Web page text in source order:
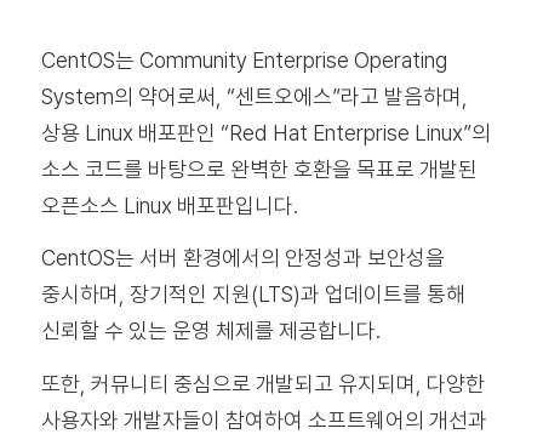
CentOS는 Community Enterprise Operating
System의 약어로써, “센트오에스”라고 발음하며,
상용 Linux 배포판인 “Red Hat Enterprise Linux”의
소스 코드를 바탕으로 완벽한 호환을 목표로 개발된
오픈소스 Linux 배포판입니다.
CentOS는 서버 환경에서의 안정성과 보안성을
중시하며, 장기적인 지원(LTS)과 업데이트를 통해
신뢰할 수 있는 운영 체제를 제공합니다.
또한, 커뮤니티 중심으로 개발되고 유지되며, 다양한
사용자와 개발자들이 참여하여 소프트웨어의 개선과